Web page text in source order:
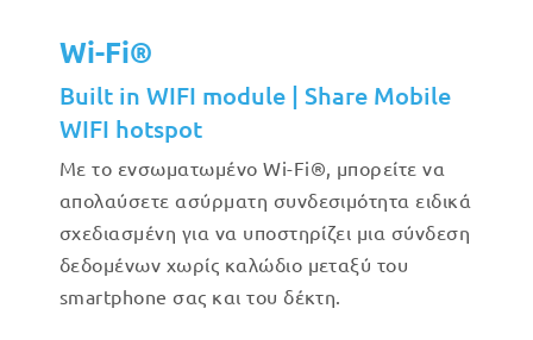
Wi-Fi®
Built in WIFI module | Share Mobile
WIFI hotspot
Με το ενσωματωμένο Wi-Fi®, μπορείτε να
απολαύσετε ασύρματη συνδεσιμότητα ειδικά
σχεδιασμένη για να υποστηρίζει μια σύνδεση
δεδομένων χωρίς καλώδιο μεταξύ του
smartphone σας και του δέκτη.